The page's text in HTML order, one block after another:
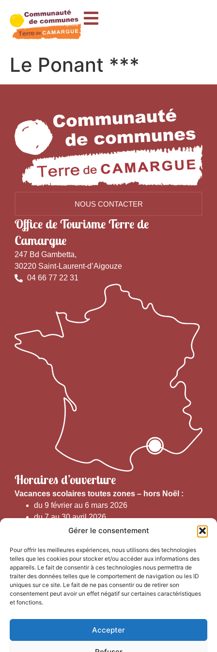
Gérer le consentement
Pour offrir les meilleures expériences, nous utilisons des technologies
telles que les cookies pour stocker et/ou accéder aux informations des
appareils. Le fait de consentir à ces technologies nous permettra de
traiter des données telles que le comportement de navigation ou les ID
uniques sur ce site. Le fait de ne pas consentir ou de retirer son
consentement peut avoir un effet négatif sur certaines caractéristiques
et fonctions.
Accepter
principal
Le Ponant ***
NOUS CONTACTER
Office de Tourisme Terre de
Camargue
247 Bd Gambetta,
30220 Saint-Laurent-d’Aigouze
04 66 77 22 31
Horaires d’ouverture
Vacances scolaires toutes zones – hors Noël :
du 9 février au 6 mars 2026
du 7 au 30 avril 2026
du 1er juin au 30 septembre 2026
Horaires d’ouverture au public :
Du 1er septembre au 30 juin 2026 (hors juillet et août)
du lundi au vendredi de 9h50 à 12h30 et de
Du 1er juillet au 31 août 2026